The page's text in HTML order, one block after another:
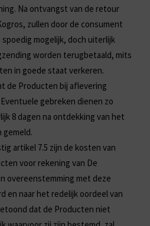
Na ontvangst van de retour
zullen door de consument
mogelijk, doch uiterlijk
worden terugbetaald, mits
in goede staat verkeren.
de Producten bij aflevering
gebreken dienen zo
8 dagen na ontdekking van het
gemeld.
artikel 7.5 zijn de kosten van
voor rekening van De
overeenstemming met deze
en naar het redelijk oordeel van
dat de Producten niet